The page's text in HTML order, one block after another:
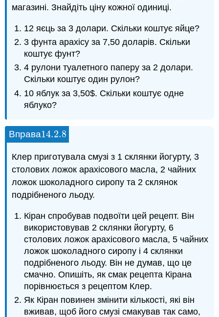
магазині. Знайдіть ціну кожної одиниці.
12 яєць за 3 долари. Скільки коштує яйце?
3 фунта арахісу за 7,50 доларів. Скільки
коштує фунт?
4 рулони туалетного паперу за 2 долари.
Скільки коштує один рулон?
10 яблук за 3,50$. Скільки коштує одне
яблуко?
Вправа14.2.8
14.2.8
Клер приготувала смузі з 1 склянки йогурту, 3
столових ложок арахісового масла, 2 чайних
ложок шоколадного сиропу та 2 склянок
подрібненого льоду.
Кіран спробував подвоїти цей рецепт. Він
використовував 2 склянки йогурту, 6
столових ложок арахісового масла, 5 чайних
ложок шоколадного сиропу і 4 склянки
подрібненого льоду. Він не думав, що це
смачно. Опишіть, як смак рецепта Кірана
порівнюється з рецептом Клер.
Як Кіран повинен змінити кількості, які він
вживав, щоб його смузі смакував так само,